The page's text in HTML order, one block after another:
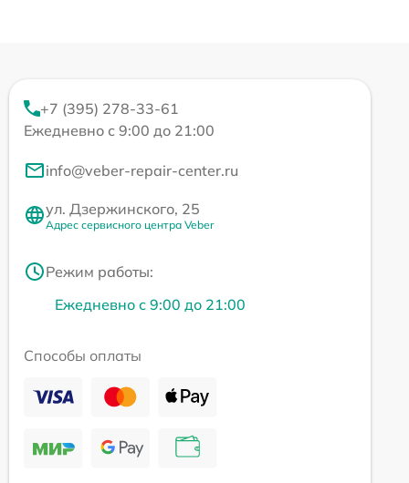
+7 (395) 278-33-61
Ежедневно с 9:00 до 21:00
info@veber-repair-center.ru
ул. Дзержинского, 25
Адрес сервисного центра Veber
Режим работы:
Ежедневно с 9:00 до 21:00
Способы оплаты